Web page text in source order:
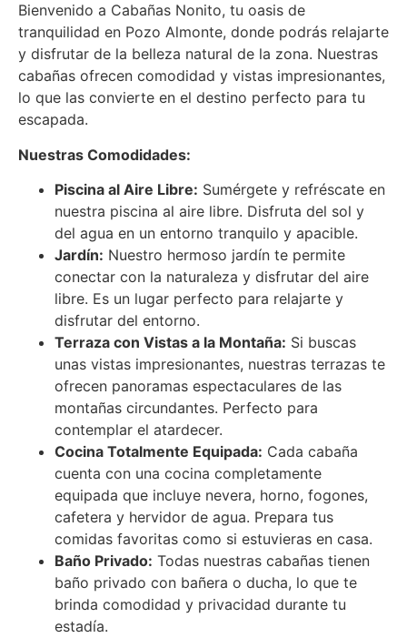
Bienvenido a Cabañas Nonito, tu oasis de
tranquilidad en Pozo Almonte, donde podrás relajarte
y disfrutar de la belleza natural de la zona. Nuestras
cabañas ofrecen comodidad y vistas impresionantes,
lo que las convierte en el destino perfecto para tu
escapada.
Nuestras Comodidades:
Piscina al Aire Libre: Sumérgete y refréscate en
nuestra piscina al aire libre. Disfruta del sol y
del agua en un entorno tranquilo y apacible.
Jardín: Nuestro hermoso jardín te permite
conectar con la naturaleza y disfrutar del aire
libre. Es un lugar perfecto para relajarte y
disfrutar del entorno.
Terraza con Vistas a la Montaña: Si buscas
unas vistas impresionantes, nuestras terrazas te
ofrecen panoramas espectaculares de las
montañas circundantes. Perfecto para
contemplar el atardecer.
Cocina Totalmente Equipada: Cada cabaña
cuenta con una cocina completamente
equipada que incluye nevera, horno, fogones,
cafetera y hervidor de agua. Prepara tus
comidas favoritas como si estuvieras en casa.
Baño Privado: Todas nuestras cabañas tienen
baño privado con bañera o ducha, lo que te
brinda comodidad y privacidad durante tu
estadía.